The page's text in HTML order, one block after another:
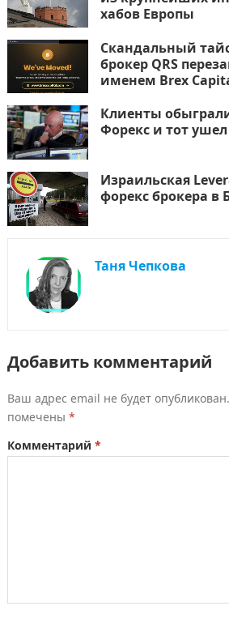
хабов Европы
Скандальный
брокер QRS
именем Brex
Клиенты
Форекс и тот
Израильская
форекс брокера в
Таня Чепкова
Добавить комментарий
Ваш адрес email не будет опубликован.
помечены *
Комментарий *